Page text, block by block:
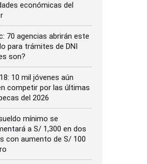
económicas del
70 agencias abrirán este
para trámites de DNI
son?
10 mil jóvenes aún
competir por las últimas
del 2026
mínimo se
a S/ 1,300 en dos
con aumento de S/ 100